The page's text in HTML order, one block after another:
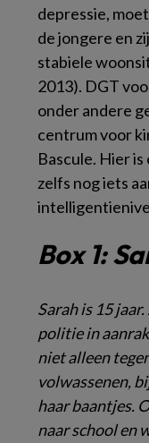
depressie,
de jongere en
stabiele
2013). DGT
onder andere
centrum voor
Bascule. Hier
zelfs nog iets
Box 1:
Sarah is 15
politie in
niet alleen
volwassenen,
haar baantjes.
naar school en